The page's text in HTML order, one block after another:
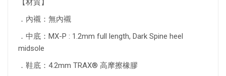
【材質】
．內襯：無內襯
．中底：MX-P : 1.2mm full length, Dark Spine heel
midsole
．鞋底：4.2mm TRAX® 高摩擦橡膠